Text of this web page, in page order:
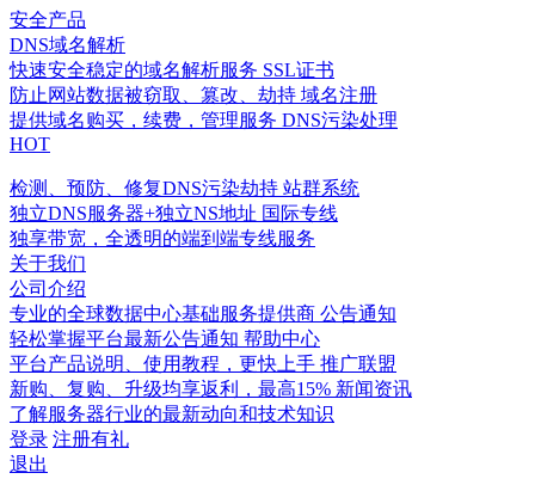
安全产品
DNS域名解析
快速安全稳定的域名解析服务 SSL证书
防止网站数据被窃取、篡改、劫持 域名注册
提供域名购买，续费，管理服务 DNS污染处理
HOT
检测、预防、修复DNS污染劫持 站群系统
独立DNS服务器+独立NS地址 国际专线
独享带宽，全透明的端到端专线服务
关于我们
公司介绍
专业的全球数据中心基础服务提供商 公告通知
轻松掌握平台最新公告通知 帮助中心
平台产品说明、使用教程，更快上手 推广联盟
新购、复购、升级均享返利，最高15% 新闻资讯
了解服务器行业的最新动向和技术知识
登录 注册有礼
退出